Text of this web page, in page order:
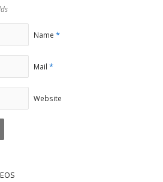
Name *
Mail *
Website